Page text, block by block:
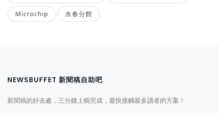
Microchip 永春分館
NEWSBUFFET 新聞稿自助吧
新聞稿的好去處，三分鐘上稿完成，最快接觸最多讀者的方案！